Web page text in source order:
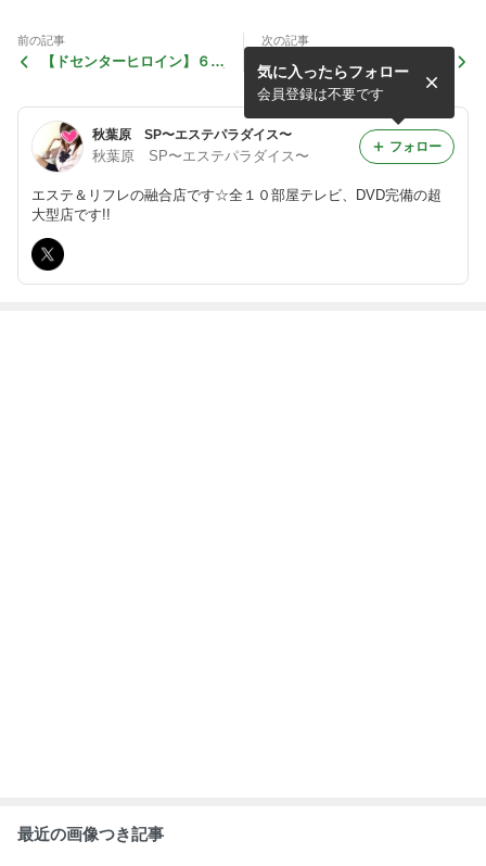
前の記事
【ドセンターヒロイン】６月
次の記事
【革命】５月３１日（日）１
５：００オープン
秋葉原 SP〜エステパラダイス〜
秋葉原 SP〜エステパラダイス〜
エステ＆リフレの融合店です☆全１０部屋テレビ、DVD完備の超
大型店です!!
気に入ったらフォロー
会員登録は不要です
フォロー
最近の画像つき記事